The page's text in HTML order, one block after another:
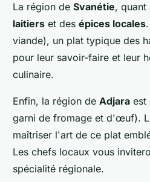
La région de Svanétie, quant
laitiers et des épices locales
viande), un plat typique des
pour leur savoir-faire et leur
culinaire.
Enfin, la région de Adjara est
garni de fromage et d'œuf).
maîtriser l'art de ce plat
Les chefs locaux vous
spécialité régionale.